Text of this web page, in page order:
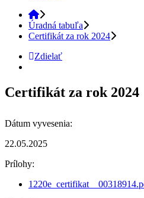
Úradná tabuľa
Certifikát za rok 2024
Zdielať
Certifikát za rok 2024
Dátum vyvesenia:
22.05.2025
Prílohy: